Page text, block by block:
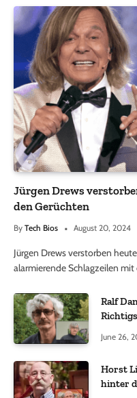
Jürgen Drews
den Gerüchten
By Tech Bios August 20, 2024
Jürgen Drews verstorben
alarmierende Schlagzeilen mit
Ralf
June 26,
Horst
hinter